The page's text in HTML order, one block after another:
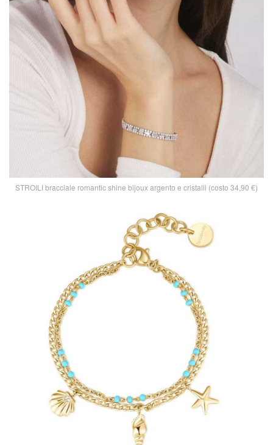
STROILI bracciale romantic shine bijoux argento e cristalli (costo 34,90 €)